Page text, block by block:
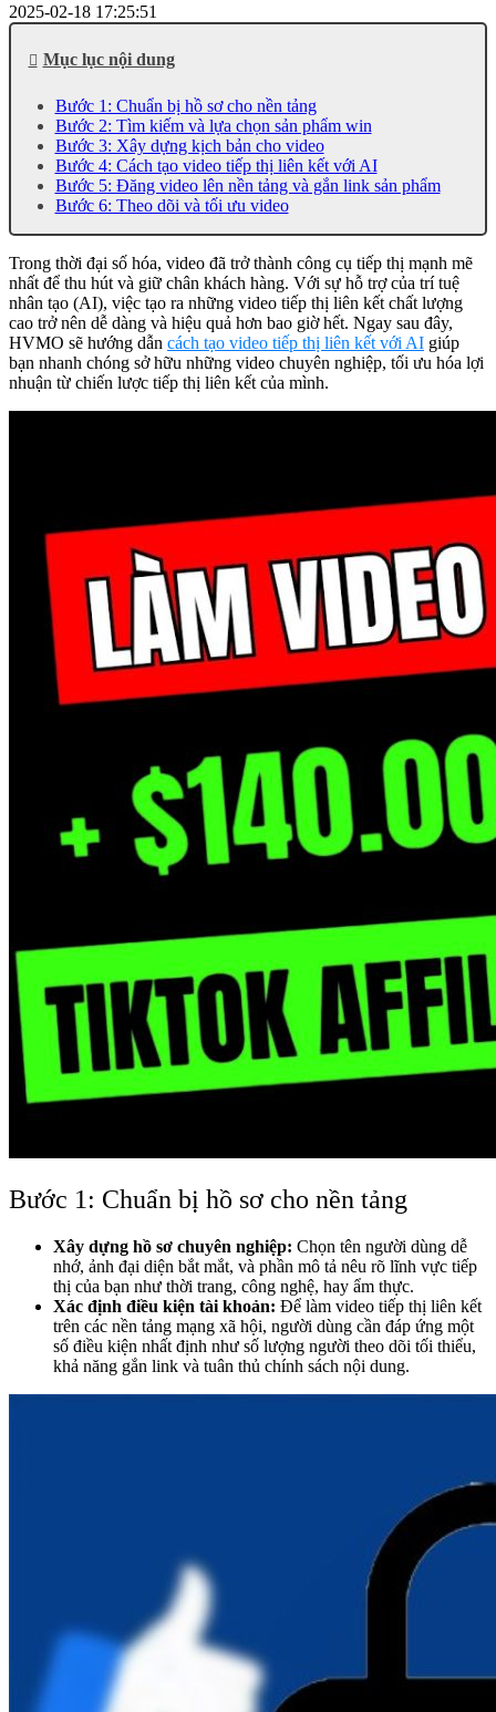
2025-02-18 17:25:51
Mục lục nội dung
Bước 1: Chuẩn bị hồ sơ cho nền tảng
Bước 2: Tìm kiếm và lựa chọn sản phẩm win
Bước 3: Xây dựng kịch bản cho video
Bước 4: Cách tạo video tiếp thị liên kết với AI
Bước 5: Đăng video lên nền tảng và gắn link sản phẩm
Bước 6: Theo dõi và tối ưu video
Trong thời đại số hóa, video đã trở thành công cụ tiếp thị mạnh mẽ
nhất để thu hút và giữ chân khách hàng. Với sự hỗ trợ của trí tuệ
nhân tạo (AI), việc tạo ra những video tiếp thị liên kết chất lượng
cao trở nên dễ dàng và hiệu quả hơn bao giờ hết. Ngay sau đây,
HVMO sẽ hướng dẫn cách tạo video tiếp thị liên kết với AI giúp
bạn nhanh chóng sở hữu những video chuyên nghiệp, tối ưu hóa lợi
nhuận từ chiến lược tiếp thị liên kết của mình.
Bước 1: Chuẩn bị hồ sơ cho nền tảng
Xây dựng hồ sơ chuyên nghiệp: Chọn tên người dùng dễ
nhớ, ảnh đại diện bắt mắt, và phần mô tả nêu rõ lĩnh vực tiếp
thị của bạn như thời trang, công nghệ, hay ẩm thực.
Xác định điều kiện tài khoản: Để làm video tiếp thị liên kết
trên các nền tảng mạng xã hội, người dùng cần đáp ứng một
số điều kiện nhất định như số lượng người theo dõi tối thiểu,
khả năng gắn link và tuân thủ chính sách nội dung.